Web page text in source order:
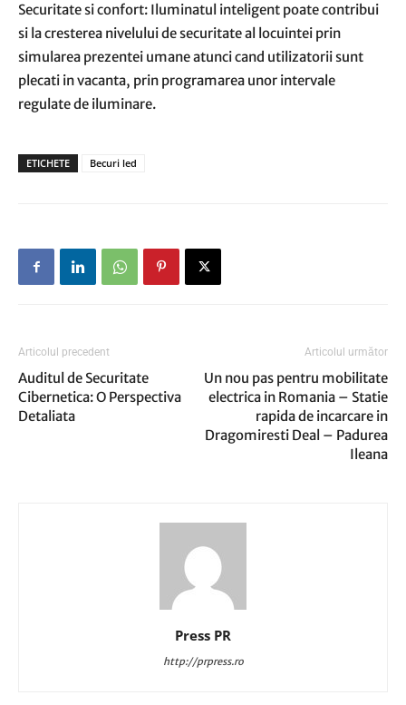
Securitate si confort: Iluminatul inteligent poate contribui
si la cresterea nivelului de securitate al locuintei prin
simularea prezentei umane atunci cand utilizatorii sunt
plecati in vacanta, prin programarea unor intervale
regulate de iluminare.
ETICHETE Becuri led
Articolul precedent
Auditul de Securitate
Cibernetica: O Perspectiva
Detaliata
Articolul următor
Un nou pas pentru mobilitate
electrica in Romania – Statie
rapida de incarcare in
Dragomiresti Deal – Padurea
Ileana
Press PR
http://prpress.ro